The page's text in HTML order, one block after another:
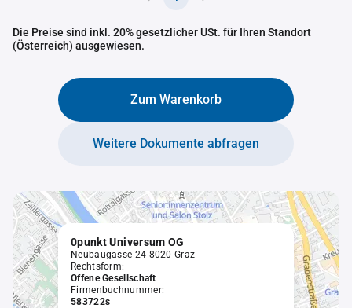
Die Preise sind inkl. 20% gesetzlicher USt. für Ihren Standort
(Österreich) ausgewiesen.
Zum Warenkorb
Weitere Dokumente abfragen
0punkt Universum OG
Neubaugasse 24 8020 Graz
Rechtsform:
Offene Gesellschaft
Firmenbuchnummer:
583722s